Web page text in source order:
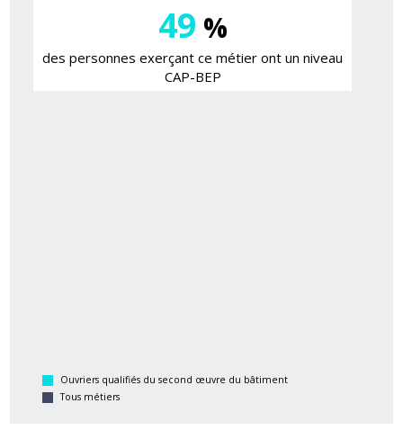
49 %
des personnes exerçant ce métier ont un niveau
CAP-BEP
Ouvriers qualifiés du second œuvre du bâtiment
Tous métiers